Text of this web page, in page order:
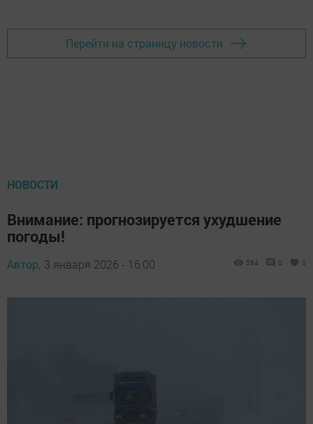
Перейти на страницу новости
НОВОСТИ
Внимание: прогнозируется ухудшение
погоды!
Автор, 3 января 2026 - 16:00 584 0 0